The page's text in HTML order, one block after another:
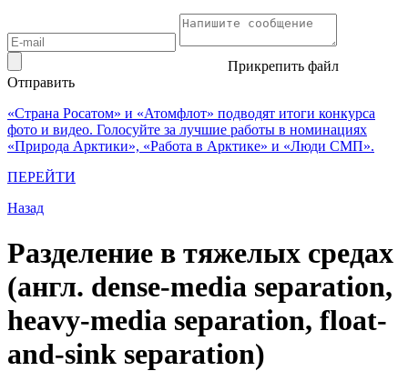
Прикрепить файл
Отправить
«Страна Росатом» и «Атомфлот» подводят итоги конкурса
фото и видео. Голосуйте за лучшие работы в номинациях
«Природа Арктики», «Работа в Арктике» и «Люди СМП».
ПЕРЕЙТИ
Назад
Разделение в тяжелых средах
(англ. dense-media separation,
heavy-media separation, float-
and-sink separation)